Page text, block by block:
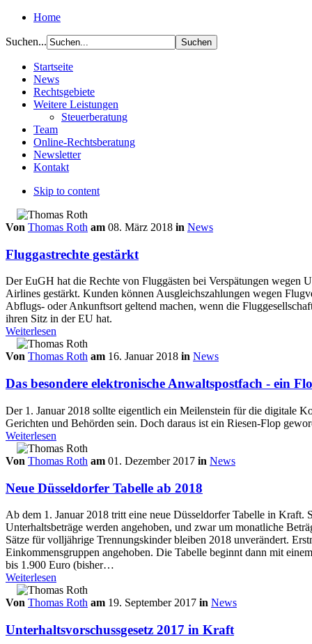
Home
Suchen...
Startseite
News
Rechtsgebiete
Weitere Leistungen
Steuerberatung
Team
Online-Rechtsberatung
Newsletter
Kontakt
Skip to content
Von Thomas Roth am 08. März 2018 in News
Fluggastrechte gestärkt
Der EuGH hat die Rechte von Fluggästen bei Verspätungen wegen
Airlines gestärkt. Kunden können Ausgleichszahlungen wegen
Abflugs- oder Ankunftsort geltend machen, wenn die
ihren Sitz in der EU hat.
Weiterlesen
Von Thomas Roth am 16. Januar 2018 in News
Das besondere elektronische Anwaltspostfach - ein
Der 1. Januar 2018 sollte eigentlich ein Meilenstein für die digitale
Gerichten und Behörden sein. Doch daraus ist ein Riesen-Flop
Weiterlesen
Von Thomas Roth am 01. Dezember 2017 in News
Neue Düsseldorfer Tabelle ab 2018
Ab dem 1. Januar 2018 tritt eine neue Düsseldorfer Tabelle in Kraft.
Unterhaltsbeträge werden angehoben, und zwar um monatliche
Sätze für volljährige Trennungskinder bleiben 2018 unverändert.
Einkommensgruppen angehoben. Die Tabelle beginnt dann mit
bis 1.900 Euro (bisher…
Weiterlesen
Von Thomas Roth am 19. September 2017 in News
Unterhaltsvorschussgesetz 2017 in Kraft